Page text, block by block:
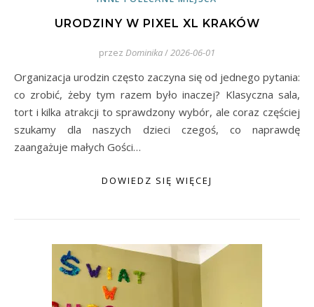
URODZINY W PIXEL XL KRAKÓW
przez Dominika/2026-06-01
Organizacja urodzin często zaczyna się od jednego pytania:
co zrobić, żeby tym razem było inaczej? Klasyczna sala,
tort i kilka atrakcji to sprawdzony wybór, ale coraz częściej
szukamy dla naszych dzieci czegoś, co naprawdę
zaangażuje małych Gości…
DOWIEDZ SIĘ WIĘCEJ